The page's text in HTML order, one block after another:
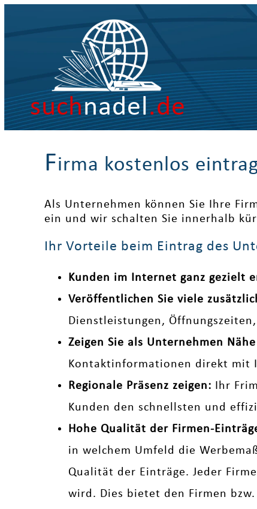
suchnadel.de
Firma kostenlos
Als Unternehmen können Sie Ihre
ein und wir schalten Sie innerhalb
Ihr Vorteile beim Eintrag des
Kunden im Internet ganz gezielt
Veröffentlichen Sie viele
Dienstleistungen,
Zeigen Sie als Unternehmen
Kontaktinformationen direkt mit
Regionale Präsenz zeigen: Ihr
Kunden den schnellsten und
Hohe Qualität der Firmen-
in welchem Umfeld die
Qualität der Einträge. Jeder
wird. Dies bietet den Firmen